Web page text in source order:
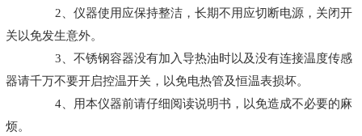
2、仪器使用应保持整洁，长期不用应切断电源，关闭开
关以免发生意外。
3、不锈钢容器没有加入导热油时以及没有连接温度传感
器请千万不要开启控温开关，以免电热管及恒温表损坏。
4、用本仪器前请仔细阅读说明书，以免造成不必要的麻
烦。